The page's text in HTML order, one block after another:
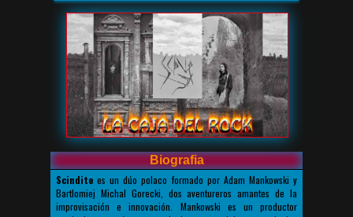
Biografia
Scindite es un dúo polaco formado por Adam Mankowski y
Bartlomiej Michal Gorecki, dos aventureros amantes de la
improvisación e innovación. Mankowski es un productor